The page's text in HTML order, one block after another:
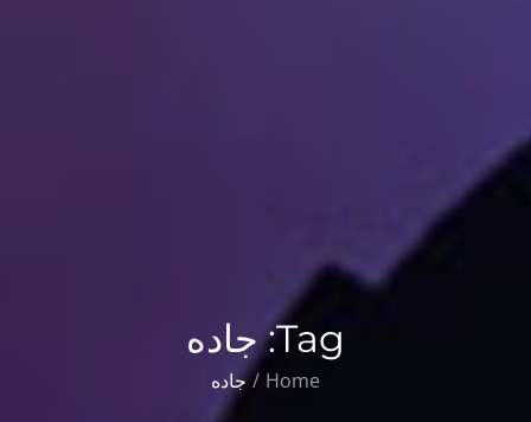
Tag: جاده
Home جاده